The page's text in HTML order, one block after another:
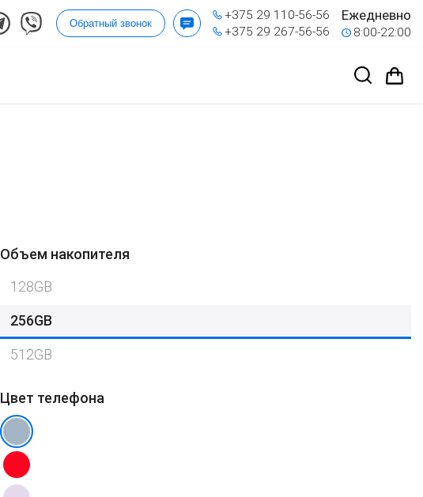
Обратный звонок
+375 29 110-56-56
+375 29 267-56-56
Ежедневно
8:00-22:00
Объем накопителя
128GB
256GB
512GB
Цвет телефона